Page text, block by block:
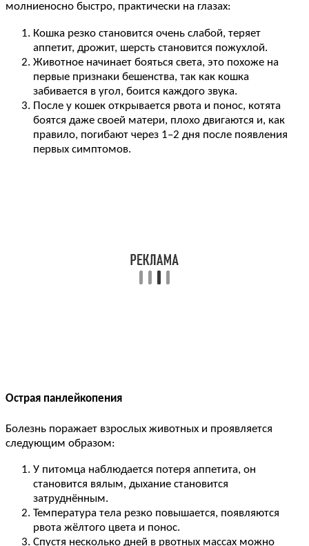
молниеносно быстро, практически на глазах:
Кошка резко становится очень слабой, теряет
аппетит, дрожит, шерсть становится пожухлой.
Животное начинает бояться света, это похоже на
первые признаки бешенства, так как кошка
забивается в угол, боится каждого звука.
После у кошек открывается рвота и понос, котята
боятся даже своей матери, плохо двигаются и, как
правило, погибают через 1–2 дня после появления
первых симптомов.
Острая панлейкопения
Болезнь поражает взрослых животных и проявляется
следующим образом:
У питомца наблюдается потеря аппетита, он
становится вялым, дыхание становится
затруднённым.
Температура тела резко повышается, появляются
рвота жёлтого цвета и понос.
Спустя несколько дней в рвотных массах можно